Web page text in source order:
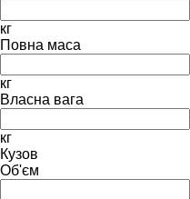
кг
Повна маса
кг
Власна вага
кг
Кузов
Об'єм